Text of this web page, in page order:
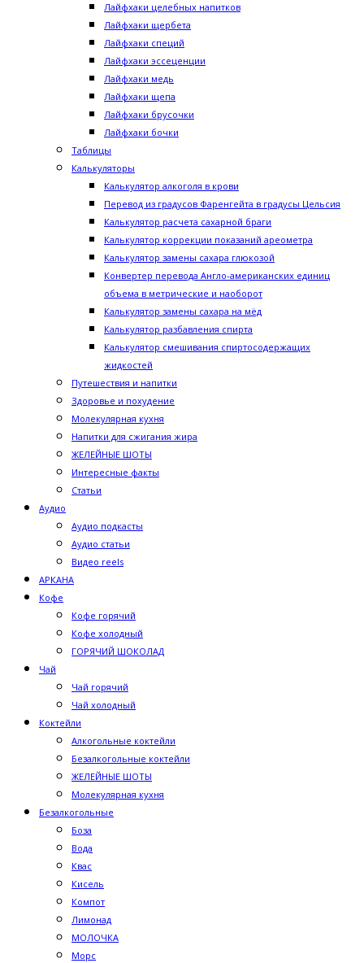
Лайфхаки целебных напитков
Лайфхаки щербета
Лайфхаки специй
Лайфхаки эссеценции
Лайфхаки медь
Лайфхаки щепа
Лайфхаки брусочки
Лайфхаки бочки
Таблицы
Калькуляторы
Калькулятор алкоголя в крови
Перевод из градусов Фаренгейта в градусы Цельсия
Калькулятор расчета сахарной браги
Калькулятор коррекции показаний ареометра
Калькулятор замены сахара глюкозой
Конвертер перевода Англо-американских единиц
объема в метрические и наоборот
Калькулятор замены сахара на мёд
Калькулятор разбавления спирта
Калькулятор смешивания спиртосодержащих
жидкостей
Путешествия и напитки
Здоровье и похудение
Молекулярная кухня
Напитки для сжигания жира
ЖЕЛЕЙНЫЕ ШОТЫ
Интересные факты
Статьи
Аудио
Аудио подкасты
Аудио статьи
Видео reels
АРКАНА
Кофе
Кофе горячий
Кофе холодный
ГОРЯЧИЙ ШОКОЛАД
Чай
Чай горячий
Чай холодный
Коктейли
Алкогольные коктейли
Безалкогольные коктейли
ЖЕЛЕЙНЫЕ ШОТЫ
Молекулярная кухня
Безалкогольные
Боза
Вода
Квас
Кисель
Компот
Лимонад
МОЛОЧКА
Морс